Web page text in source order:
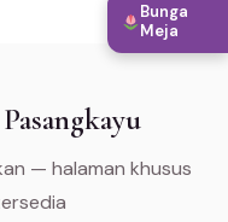
— halaman khusus
Bunga
Meja